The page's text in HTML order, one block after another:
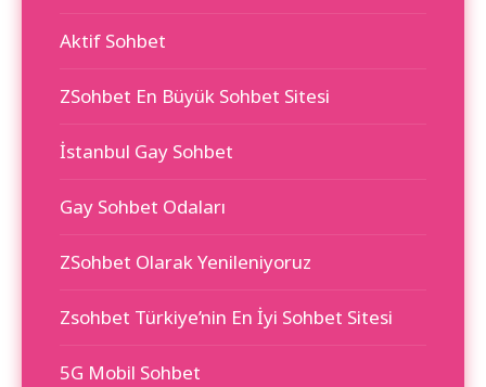
Aktif Sohbet
ZSohbet En Büyük Sohbet Sitesi
İstanbul Gay Sohbet
Gay Sohbet Odaları
ZSohbet Olarak Yenileniyoruz
Zsohbet Türkiye’nin En İyi Sohbet Sitesi
5G Mobil Sohbet